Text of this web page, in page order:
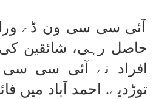
حاصل رہی، شائقین کی
افراد نے آئی سی سی
توڑدیے.